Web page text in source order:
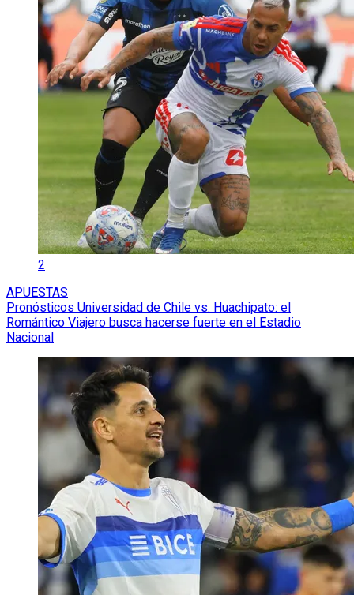
2
APUESTAS
Pronósticos Universidad de Chile vs. Huachipato: el
Romántico Viajero busca hacerse fuerte en el Estadio
Nacional